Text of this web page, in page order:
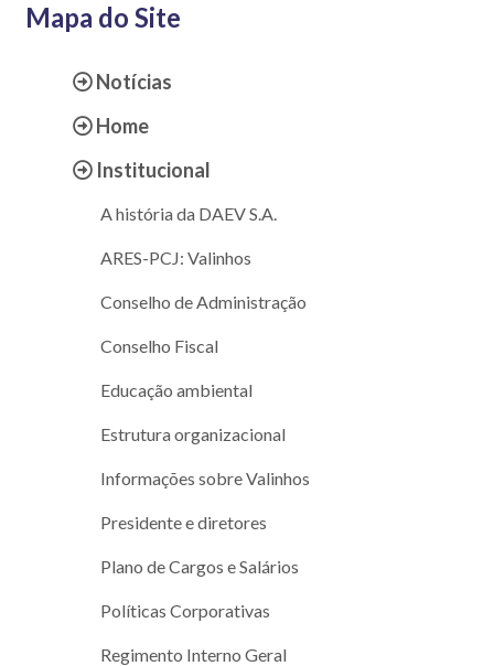
Mapa do Site
Notícias
Home
Institucional
A história da DAEV S.A.
ARES-PCJ: Valinhos
Conselho de Administração
Conselho Fiscal
Educação ambiental
Estrutura organizacional
Informações sobre Valinhos
Presidente e diretores
Plano de Cargos e Salários
Políticas Corporativas
Regimento Interno Geral